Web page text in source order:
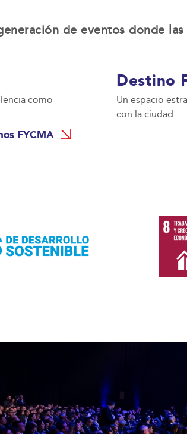
de eventos donde
como
FYCMA
Destino
Un espacio
con la ciudad.